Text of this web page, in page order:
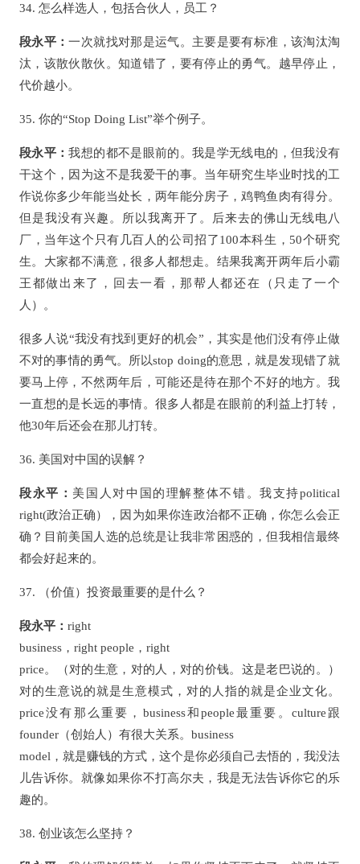
34. 怎么样选人，包括合伙人，员工？
段永平：一次就找对那是运气。主要是要有标准，该淘汰淘
汰，该散伙散伙。知道错了，要有停止的勇气。越早停止，
代价越小。
35. 你的“Stop Doing List”举个例子。
段永平：我想的都不是眼前的。我是学无线电的，但我没有
干这个，因为这不是我爱干的事。当年研究生毕业时找的工
作说你多少年能当处长，两年能分房子，鸡鸭鱼肉有得分。
但是我没有兴趣。所以我离开了。后来去的佛山无线电八
厂，当年这个只有几百人的公司招了100本科生，50个研究
生。大家都不满意，很多人都想走。结果我离开两年后小霸
王都做出来了，回去一看，那帮人都还在（只走了一个
人）。
很多人说“我没有找到更好的机会”，其实是他们没有停止做
不对的事情的勇气。所以stop doing的意思，就是发现错了就
要马上停，不然两年后，可能还是待在那个不好的地方。我
一直想的是长远的事情。很多人都是在眼前的利益上打转，
他30年后还会在那儿打转。
36. 美国对中国的误解？
段永平： 美国人对中国的理解整体不错。我支持political
right(政治正确），因为如果你连政治都不正确，你怎么会正
确？目前美国人选的总统是让我非常困惑的，但我相信最终
都会好起来的。
37. （价值）投资最重要的是什么？
段永平： right
business，right people，right
price。（对的生意，对的人，对的价钱。这是老巴说的。）
对的生意说的就是生意模式，对的人指的就是企业文化。
price没有那么重要，business和people最重要。culture跟
founder（创始人）有很大关系。business
model，就是赚钱的方式，这个是你必须自己去悟的，我没法
儿告诉你。就像如果你不打高尔夫，我是无法告诉你它的乐
趣的。
38. 创业该怎么坚持？